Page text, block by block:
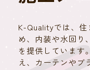
K-Qualityでは、住
め、内装や水回り
を提供しています
え、カーテンやブ